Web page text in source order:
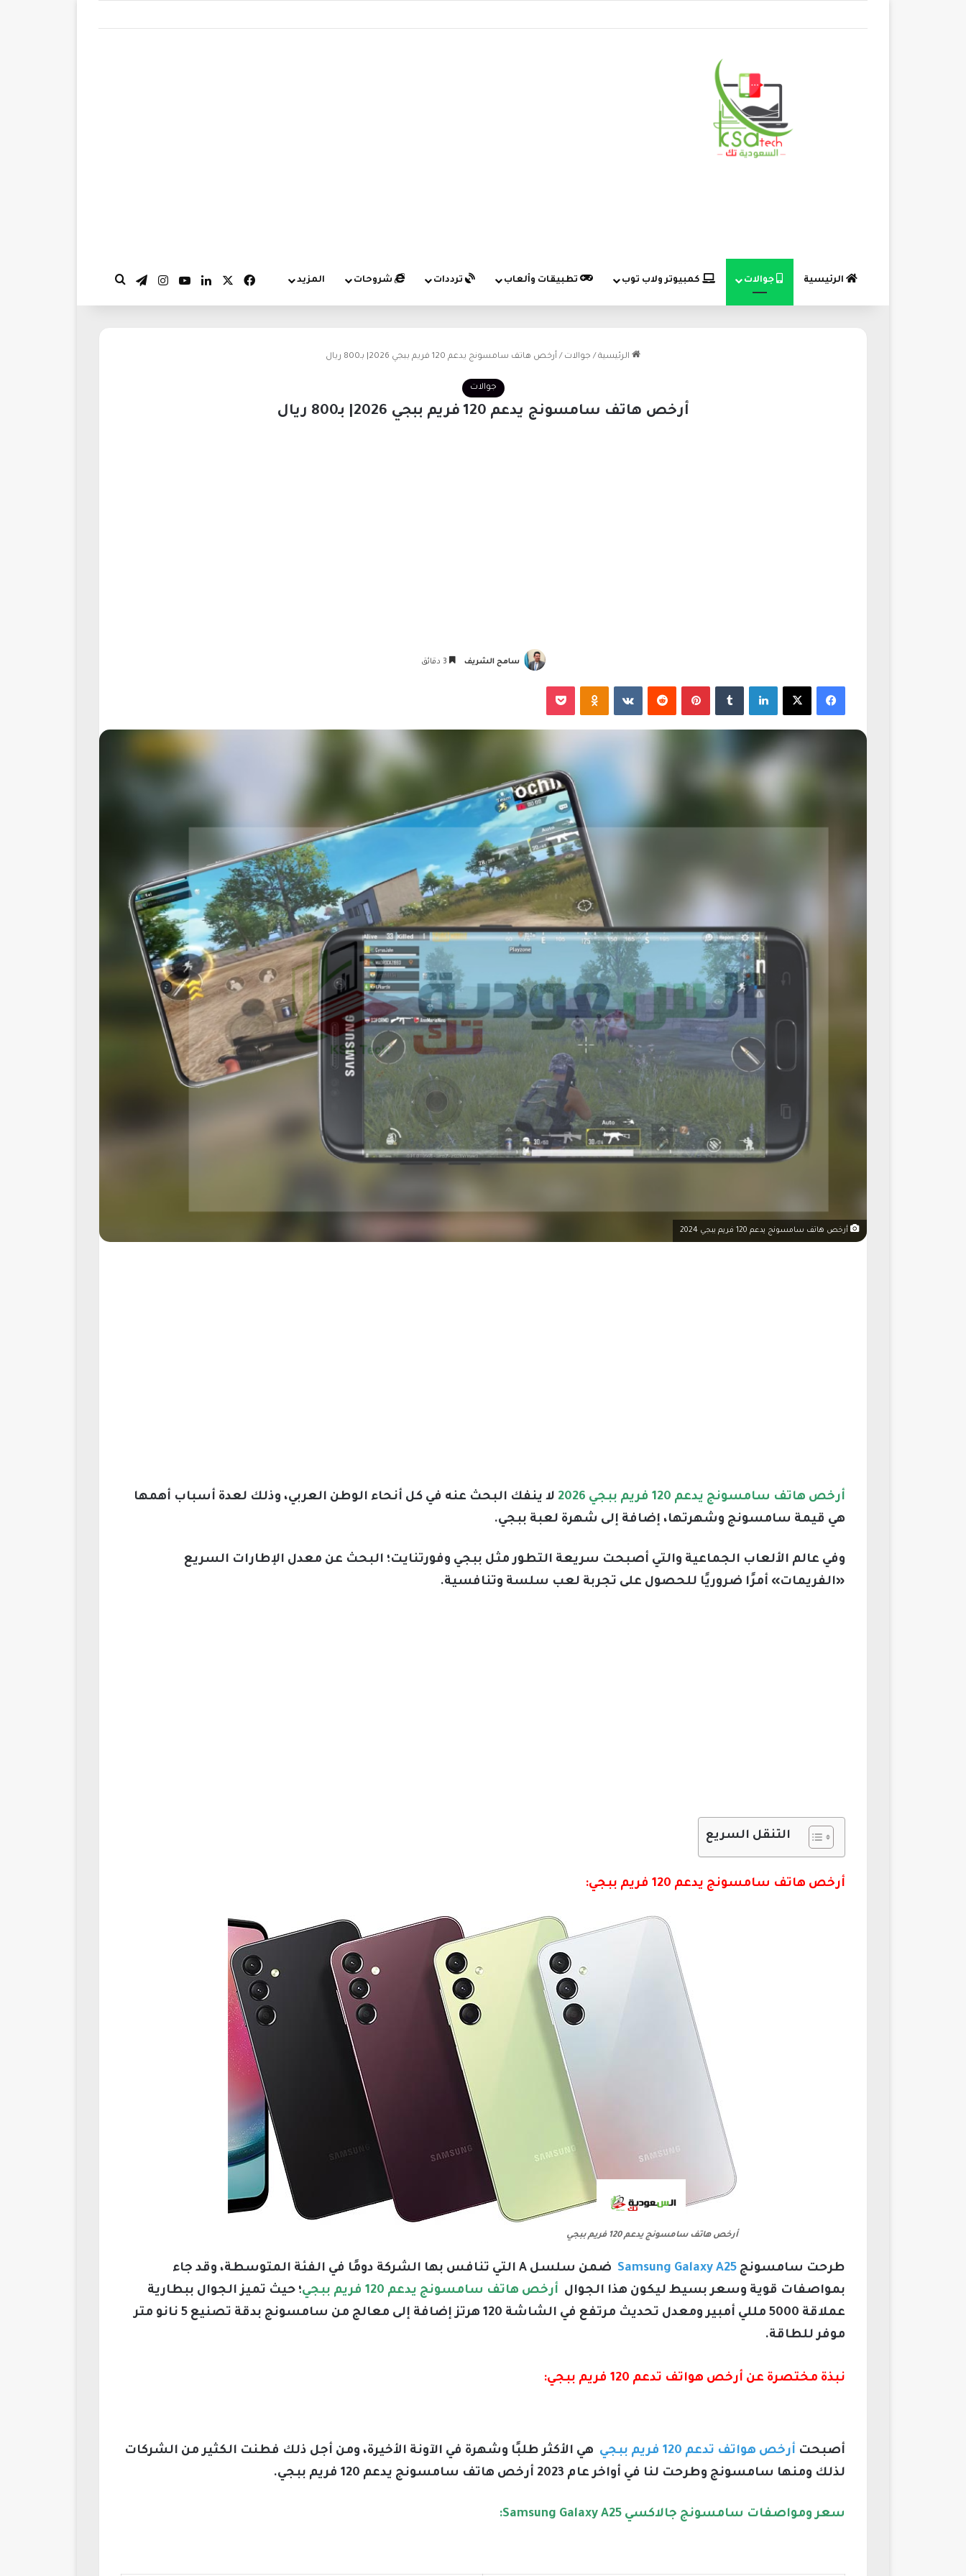
الرئيسية جوالات كمبيوتر ولاب توب تطبيقات وألعاب ترددات شروحات المزيد فيسبوك لينكدإن‫YouTubeانستقرام
تيلقرام
الرئيسية / جوالات / أرخص هاتف سامسونج يدعم 120 فريم ببجي 2026| بـ800 ريال
جوالات
أرخص هاتف سامسونج يدعم 120 فريم ببجي 2026| بـ800 ريال
سامح الشريف
فيسبوك لينكدإن بينتيريست
أرخص هاتف سامسونج يدعم 120 فريم ببجي 2024
أرخص هاتف سامسونج يدعم 120 فريم ببجي 2026
لا ينفك البحث عنه في كل أنحاء الوطن العربي، وذلك لعدة أسباب أهمها
هي قيمة سامسونج وشهرتها، إضافة إلى شهرة لعبة ببجي.
وفي عالم الألعاب الجماعية والتي أصبحت سريعة التطور مثل ببجي وفورتنايت؛ البحث عن معدل الإطارات السريع
«الفريمات» أمرًا ضروريًا للحصول على تجربة لعب سلسة وتنافسية.
التنقل السريع
أرخص هاتف سامسونج يدعم 120 فريم ببجي:
أرخص هاتف سامسونج يدعم 120 فريم ببجي
طرحت سامسونج Samsung Galaxy A25
ضمن سلسل A التي تنافس بها الشركة دومًا في الفئة المتوسطة، وقد جاء
بمواصفات قوية وسعر بسيط ليكون هذا الجوال أرخص هاتف سامسونج يدعم 120 فريم ببجي
؛ حيث تميز الجوال ببطارية
عملاقة 5000 مللي أمبير ومعدل تحديث مرتفع في الشاشة 120 هرتز إضافة إلى معالج من سامسونج بدقة تصنيع 5 نانو متر
موفر للطاقة.
نبذة مختصرة عن أرخص هواتف تدعم 120 فريم ببجي:
أصبحت أرخص هواتف تدعم 120 فريم ببجي
هي الأكثر طلبًا وشهرة في الآونة الأخيرة، ومن أجل ذلك فطنت الكثير من الشركات
لذلك ومنها سامسونج وطرحت لنا في أواخر عام 2023 أرخص هاتف سامسونج يدعم 120 فريم ببجي.
سعر ومواصفات سامسونج جالاكسي Samsung Galaxy A25: